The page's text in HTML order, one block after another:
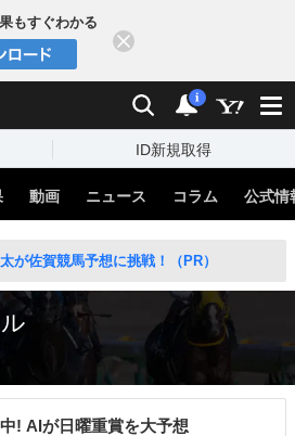
もすぐわかる
検索 通知
i
ID新規取得
動画 ニュース コラム 公式情
が佐賀競馬予想に挑戦！（PR）
! AIが日曜重賞を大予想